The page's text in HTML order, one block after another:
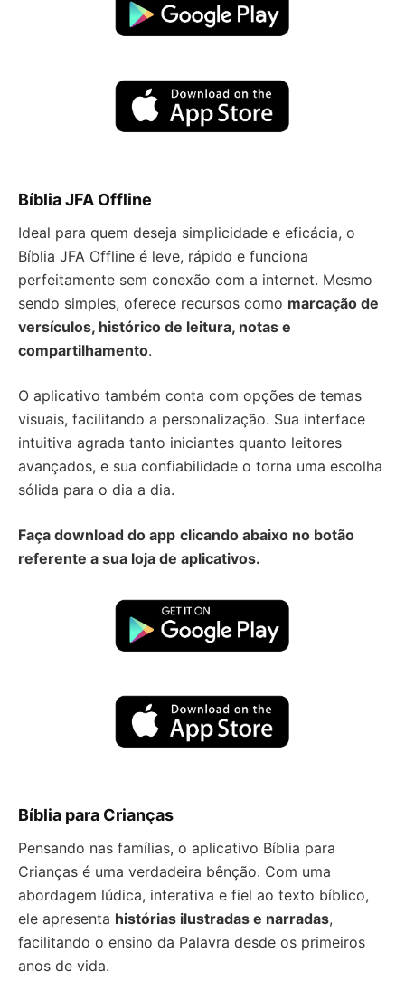
Bíblia JFA Offline
Ideal para quem deseja simplicidade e eficácia, o
Bíblia JFA Offline é leve, rápido e funciona
perfeitamente sem conexão com a internet. Mesmo
sendo simples, oferece recursos como marcação de
versículos, histórico de leitura, notas e
compartilhamento.
O aplicativo também conta com opções de temas
visuais, facilitando a personalização. Sua interface
intuitiva agrada tanto iniciantes quanto leitores
avançados, e sua confiabilidade o torna uma escolha
sólida para o dia a dia.
Faça download do app clicando abaixo no botão
referente a sua loja de aplicativos.
Bíblia para Crianças
Pensando nas famílias, o aplicativo Bíblia para
Crianças é uma verdadeira bênção. Com uma
abordagem lúdica, interativa e fiel ao texto bíblico,
ele apresenta histórias ilustradas e narradas,
facilitando o ensino da Palavra desde os primeiros
anos de vida.